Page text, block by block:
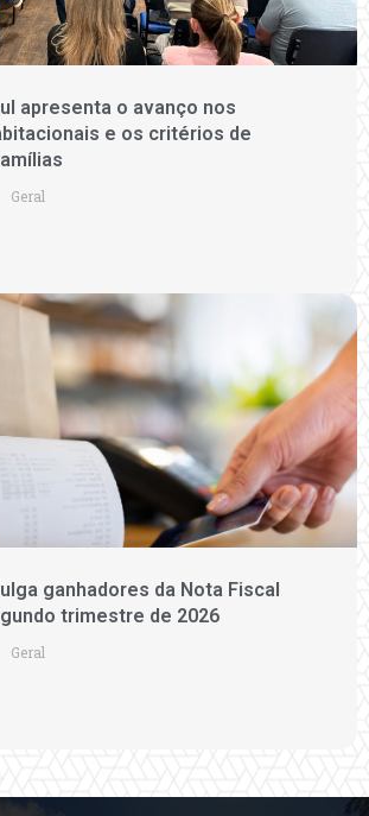
apresenta o avanço nos
e os critérios de
Geral
ganhadores da Nota Fiscal
trimestre de 2026
Geral